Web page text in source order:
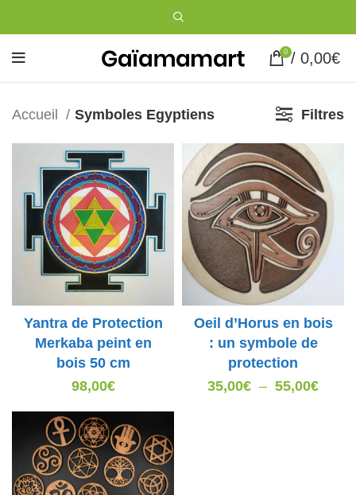
0 / 0,00€
Accueil Symboles Egyptiens Filtres
Yantra de Protection
Merkaba peint en
bois 50 cm
98,00€
Oeil d’Horus en bois
: un symbole de
protection
35,00€ – 55,00€Plage